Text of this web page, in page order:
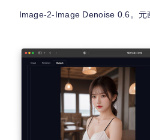
Image-2-Image Denoise 0.6。元